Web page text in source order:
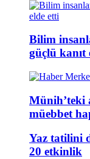
Bilim
güçlü kanıt
Münih’teki
müebbet
Yaz tatilini
20 etkinlik